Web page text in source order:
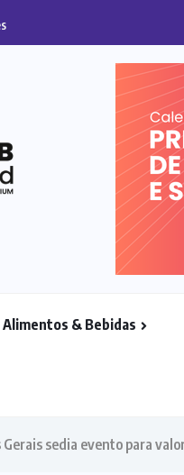
Alimentos & Bebidas
Gerais sedia evento para